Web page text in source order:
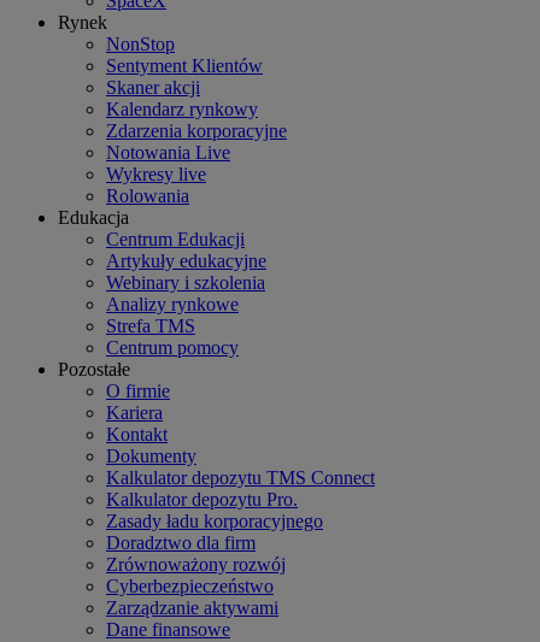
Rynek
NonStop
Sentyment Klientów
Skaner akcji
Kalendarz rynkowy
Zdarzenia korporacyjne
Notowania Live
Wykresy live
Rolowania
Edukacja
Centrum Edukacji
Artykuły edukacyjne
Webinary i szkolenia
Analizy rynkowe
Strefa TMS
Centrum pomocy
Pozostałe
O firmie
Kariera
Kontakt
Dokumenty
Kalkulator depozytu TMS Connect
Kalkulator depozytu Pro.
Zasady ładu korporacyjnego
Doradztwo dla firm
Zrównoważony rozwój
Cyberbezpieczeństwo
Zarządzanie aktywami
Dane finansowe